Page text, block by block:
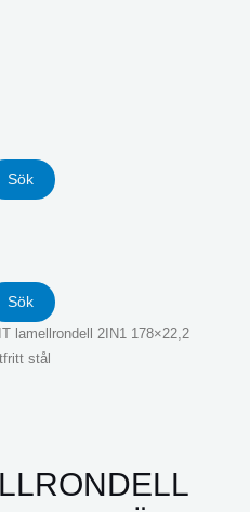
Sök
Sök
lamellrondell 2IN1 178×22,2
stål